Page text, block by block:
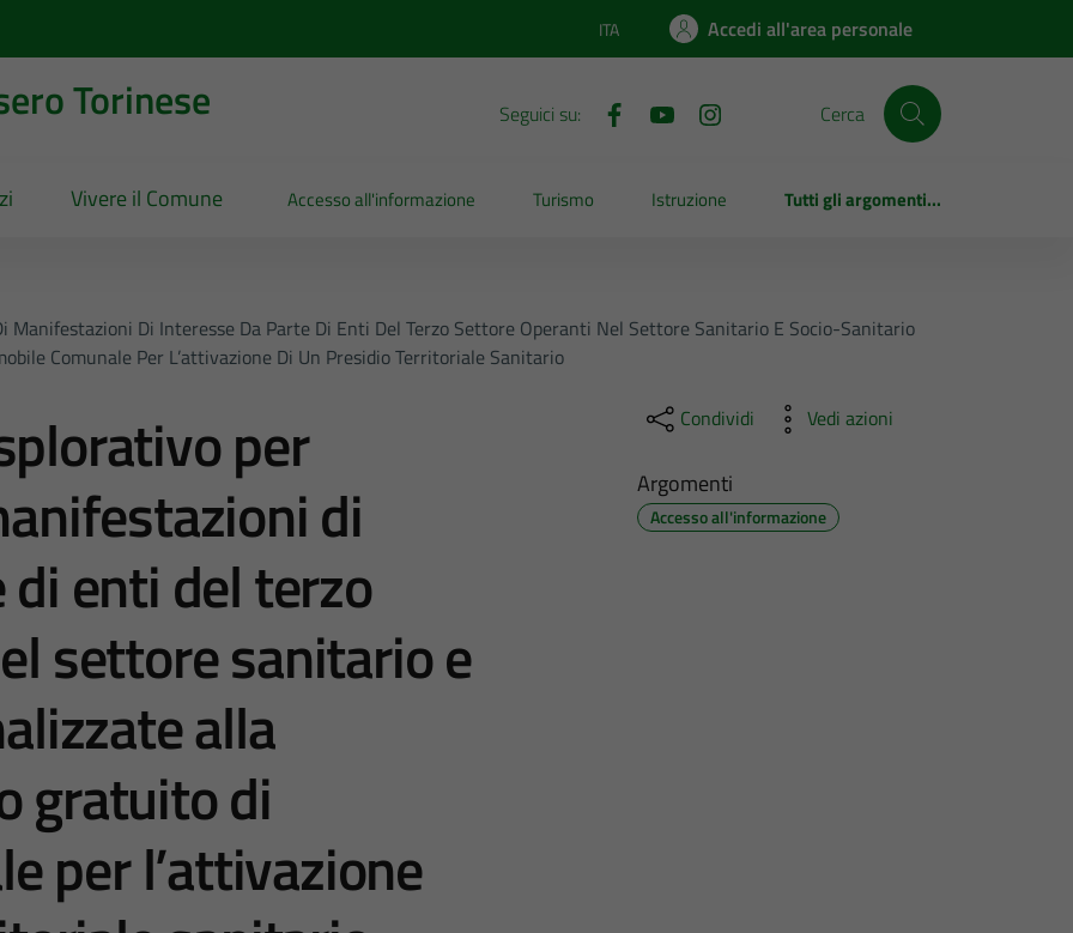
Lingua attiva:
ITA Accedi all'area personale
Torinese Seguici su: Cerca
Vivere il Comune Accesso all'informazione Turismo Istruzione Tutti gli argomenti...
Manifestazioni Di Interesse Da Parte Di Enti Del Terzo Settore Operanti Nel Settore Sanitario E Socio-Sanitario
Comunale Per L’attivazione Di Un Presidio Territoriale Sanitario
per
di
enti del terzo
settore sanitario e
alla
gratuito di
per l’attivazione
Condividi Vedi azioni
Argomenti
Accesso all'informazione